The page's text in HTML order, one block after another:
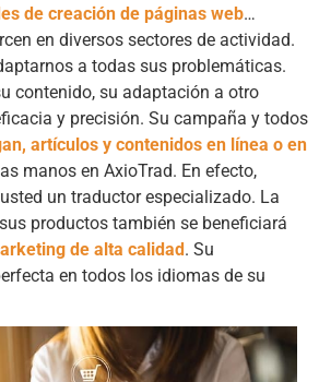
de creación de páginas web…
en diversos sectores de actividad.
a todas sus problemáticas.
contenido, su adaptación a otro
y precisión. Su campaña y todos
artículos y contenidos en línea o en
manos en AxioTrad. En efecto,
un traductor especializado. La
productos también se beneficiará
de alta calidad. Su
en todos los idiomas de su